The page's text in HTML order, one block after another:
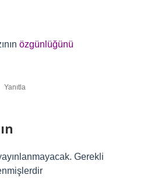
özgünlüğünü
Yanıtla
Gerekli